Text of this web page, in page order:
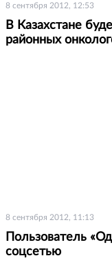
8 сентября 2012, 12:53
В Казахстане
районных
8 сентября 2012, 11:13
Пользователь
соцсетью